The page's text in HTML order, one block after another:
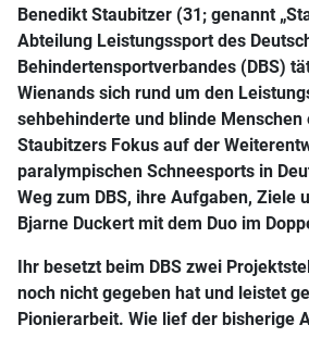
Benedikt Staubitzer (31; genannt
Abteilung Leistungssport des
Behindertensportverbandes (DBS)
Wienands sich rund um den
sehbehinderte und blinde
Staubitzers Fokus auf der
paralympischen Schneesports in
Weg zum DBS, ihre Aufgaben, Ziele
Bjarne Duckert mit dem Duo im
Ihr besetzt beim DBS zwei
noch nicht gegeben hat und leistet
Pionierarbeit. Wie lief der bisherige